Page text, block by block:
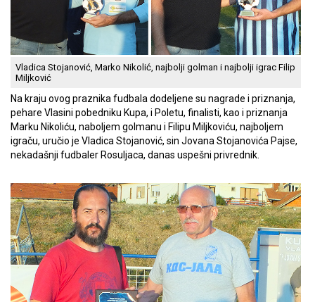
Vladica Stojanović, Marko Nikolić, najbolji golman i najbolji igrac Filip
Miljković
Na kraju ovog praznika fudbala dodeljene su nagrade i priznanja,
pehare Vlasini pobedniku Kupa, i Poletu, finalisti, kao i priznanja
Marku Nikoliću, naboljem golmanu i Filipu Miljkoviću, najboljem
igraču, uručio je Vladica Stojanović, sin Jovana Stojanovića Pajse,
nekadašnji fudbaler Rosuljaca, danas uspešni privrednik.